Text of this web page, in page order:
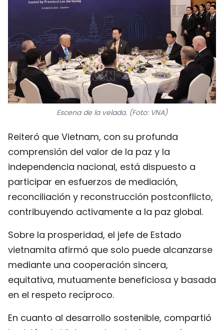
Escena de la velada. (Foto: VNA)
Reiteró que Vietnam, con su profunda
comprensión del valor de la paz y la
independencia nacional, está dispuesto a
participar en esfuerzos de mediación,
reconciliación y reconstrucción postconflicto,
contribuyendo activamente a la paz global.
Sobre la prosperidad, el jefe de Estado
vietnamita afirmó que solo puede alcanzarse
mediante una cooperación sincera,
equitativa, mutuamente beneficiosa y basada
en el respeto recíproco.
En cuanto al desarrollo sostenible, compartió